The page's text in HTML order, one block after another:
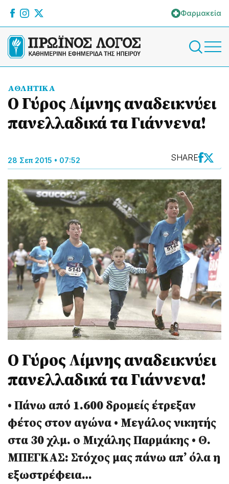
Φαρμακεία
ΑΘΛΗΤΙΚΑ
Ο Γύρος Λίμνης αναδεικνύει
πανελλαδικά τα Γιάννενα!
28 Σεπ 2015 • 07:52 SHARE
Ο Γύρος Λίμνης αναδεικνύει
πανελλαδικά τα Γιάννενα!
• Πάνω από 1.600 δρομείς έτρεξαν
φέτος στον αγώνα • Μεγάλος νικητής
στα 30 χλμ. ο Μιχάλης Παρμάκης • Θ.
ΜΠΕΓΚΑΣ: Στόχος μας πάνω απ’ όλα η
εξωστρέφεια…